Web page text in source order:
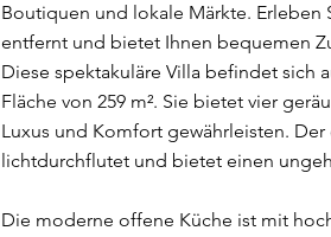
Boutiquen und lokale Märkte. Erleben
entfernt und bietet Ihnen bequemen
Diese spektakuläre Villa befindet sich
Fläche von 259 m². Sie bietet vier
Luxus und Komfort gewährleisten.
lichtdurchflutet und bietet einen
Die moderne offene Küche ist mit